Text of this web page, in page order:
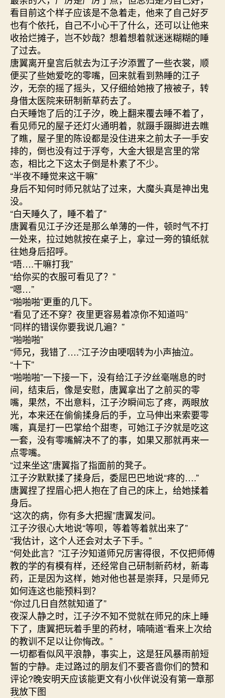
看目前这个样子应该是不急着走，他来了自己好歹
也有个依托，自己不小心干了什么，还可以让他来
收拾烂摊子，岂不妙哉？想着想着就迷迷糊糊的睡
了过去。
唐翼离开皇宫后就去为江子汐添置了一些衣裳，顺
便买了些她爱吃的零嘴，回来就看到熟睡的江子
汐，无奈的摇了摇头，又仔细给她掖了掖被子，转
身借太医院来研制新草药去了。
白天睡饱了后的江子汐，晚上翻来覆去睡不着了，
看见师兄的屋子还灯火通明着，就蹑手蹑脚进去瞧
了瞧，屋子里的陈设都是没住进来之前太子一手安
排的，倒也没有过于浮夸，大金大银是宫里的常
态，相比之下这太子倒是朴素了不少。
“半夜不睡觉来这干嘛”
身后不知何时师兄就站了过来，大魔头真是神出鬼
没。
“白天睡久了，睡不着了”
唐翼看见江子汐还是那么单薄的一件，顿时气不打
一处来，拉过她就按在桌子上，拿过一旁的镇纸就
往她身后招呼。
“唔….干嘛打我”
“给你买的衣服可看见了？”
“嗯…”
“啪啪啪”更重的几下。
“看见了还不穿？夜里更容易着凉你不知道吗”
“同样的错误你要我说几遍？”
“啪啪啪”
“师兄，我错了….”江子汐由哽咽转为小声抽泣。
“十下”
“啪啪啪”一下接一下，没有给江子汐丝毫喘息的时
间，结束后，像是安慰，唐翼拿出了之前买的零
嘴，果然，不出意料，江子汐瞬间忘了疼，两眼放
光，本来还在偷偷揉身后的手，立马伸出来索要零
嘴，真是打一巴掌给个甜枣，可她江子汐就是吃这
一套，没有零嘴解决不了的事，如果又那就再来一
点零嘴。
“过来坐这”唐翼指了指面前的凳子。
江子汐默默揉了揉身后，委屈巴巴地说“疼的….”
唐翼捏了捏眉心把人抱在了自己的床上，给她揉着
身后。
“这次的病，你有多大把握”唐翼发问。
江子汐很心大地说“等呗，等着等着就出来了”
“我估计，这个人还会对太子下手。”
“何处此言？”江子汐知道师兄厉害得很，不仅把师傅
教的学的有模有样，还经常自己研制新药材，新毒
药，正是因为这样，她对他也甚是崇拜，只是师兄
如何连这也能预料到？
“你过几日自然就知道了”
夜深人静之时，江子汐不知不觉就在师兄的床上睡
下了，唐翼把玩着手里的药材，喃喃道“看来上次给
的教训不足以让你悔改。”
一切都看似风平浪静，事实上，这是狂风暴雨前短
暂的宁静。走过路过的朋友们不要吝啬你们的赞和
评论?晚安明天应该能更文有小伙伴说没有第一章那
我放下图